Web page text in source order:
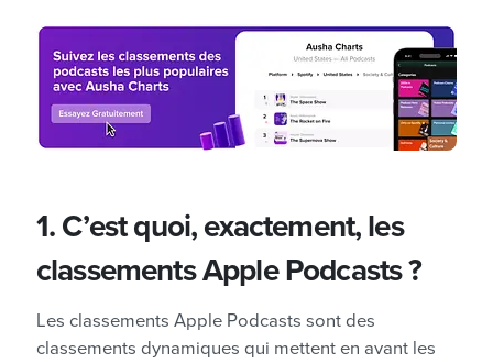
1. C’est quoi, exactement, les
classements Apple Podcasts ?
Les classements Apple Podcasts sont des
classements dynamiques qui mettent en avant les